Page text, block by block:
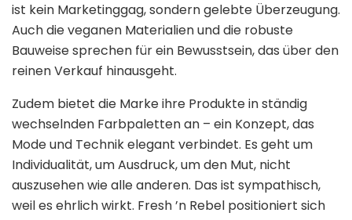
ist kein Marketinggag, sondern gelebte Überzeugung.
Auch die veganen Materialien und die robuste
Bauweise sprechen für ein Bewusstsein, das über den
reinen Verkauf hinausgeht.
Zudem bietet die Marke ihre Produkte in ständig
wechselnden Farbpaletten an – ein Konzept, das
Mode und Technik elegant verbindet. Es geht um
Individualität, um Ausdruck, um den Mut, nicht
auszusehen wie alle anderen. Das ist sympathisch,
weil es ehrlich wirkt. Fresh ’n Rebel positioniert sich